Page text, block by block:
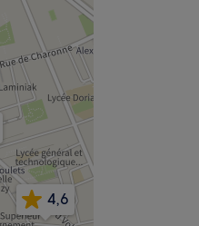
4,6